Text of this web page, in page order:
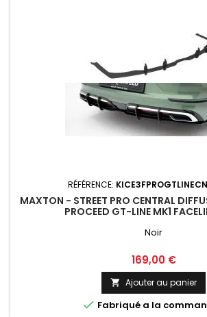
RÉFÉRENCE:
MAXTON - STREET PRO CENTRAL
PROCEED GT-LINE MK1
Noir
Prix
169,00 €
 Ajouter au panier
 Fabriqué a la